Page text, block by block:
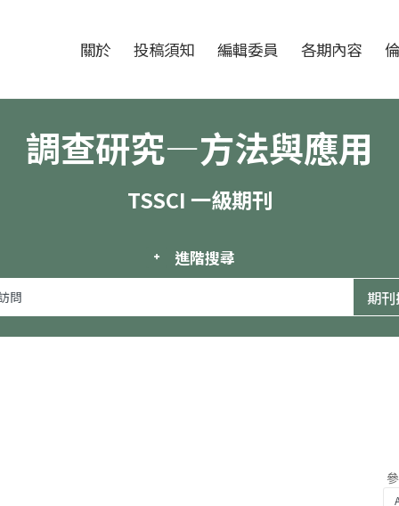
關於 投稿須知 編輯委員 各期內容
調查研究—方法與應用
TSSCI 一級期刊
進階搜尋